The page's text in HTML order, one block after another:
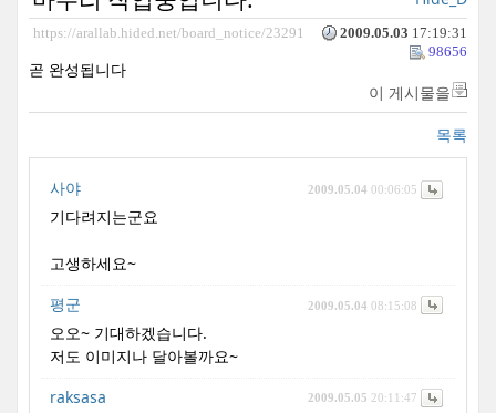
https://arallab.hided.net/board_notice/23291 2009.05.03 17:19:31
98656
곧 완성됩니다
이 게시물을
목록
2009.05.04 00:06:05
사야
기다려지는군요
고생하세요~
2009.05.04 08:15:08
평군
오오~ 기대하겠습니다.
저도 이미지나 달아볼까요~
2009.05.05 20:11:47
raksasa